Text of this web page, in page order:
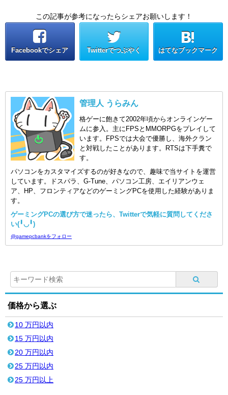
この記事が参考になったらシェアお願いします！
Facebookでシェア Twitterでつぶやく はてなブックマーク
管理人 うらみん
格ゲーに飽きて2002年頃からオンラインゲー
ムに参入。主にFPSとMMORPGをプレイして
います。FPSでは大会で優勝し、海外クラン
と対戦したことがあります。RTSは下手糞で
す。
パソコンをカスタマイズするのが好きなので、趣味で当サイトを運営
しています。ドスパラ、G-Tune、パソコン工房、エイリアンウェ
ア、HP、フロンティアなどのゲーミングPCを使用した経験がありま
す。
ゲーミングPCの選び方で迷ったら、Twitterで気軽に質問してくださ
い(╹◡╹)
@gamepcbankをフォロー
価格から選ぶ
10 万円以内
15 万円以内
20 万円以内
25 万円以内
25 万円以上